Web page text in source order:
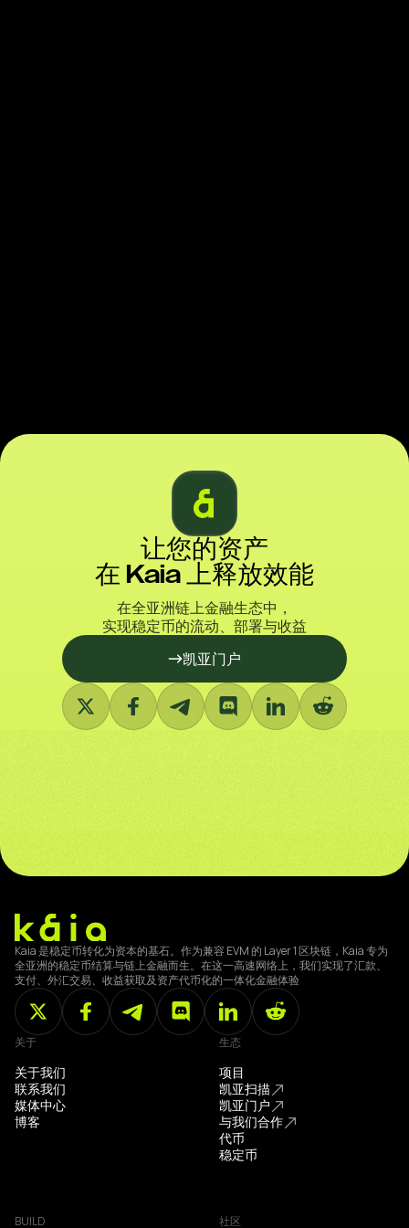
让您的资产
在 Kaia 上释放效能
在全亚洲链上金融生态中，
实现稳定币的流动、部署与收益
凯亚门户
Kaia 是稳定币转化为资本的基石。作为兼容 EVM 的 Layer 1 区块链，Kaia 专为
全亚洲的稳定币结算与链上金融而生。在这一高速网络上，我们实现了汇款、
支付、外汇交易、收益获取及资产代币化的一体化金融体验
关于
关于我们
联系我们
媒体中心
博客
生态
项目
凯亚扫描
凯亚门户
与我们合作
代币
稳定币
BUILD 社区